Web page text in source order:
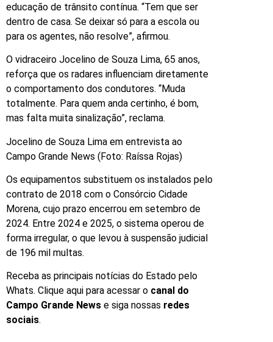
educação de trânsito contínua. “Tem que ser
dentro de casa. Se deixar só para a escola ou
para os agentes, não resolve”, afirmou.
O vidraceiro Jocelino de Souza Lima, 65 anos,
reforça que os radares influenciam diretamente
o comportamento dos condutores. “Muda
totalmente. Para quem anda certinho, é bom,
mas falta muita sinalização”, reclama.
Jocelino de Souza Lima em entrevista ao
Campo Grande News (Foto: Raíssa Rojas)
Os equipamentos substituem os instalados pelo
contrato de 2018 com o Consórcio Cidade
Morena, cujo prazo encerrou em setembro de
2024. Entre 2024 e 2025, o sistema operou de
forma irregular, o que levou à suspensão judicial
de 196 mil multas.
Receba as principais notícias do Estado pelo
Whats. Clique aqui para acessar o canal do
Campo Grande News e siga nossas redes
sociais.